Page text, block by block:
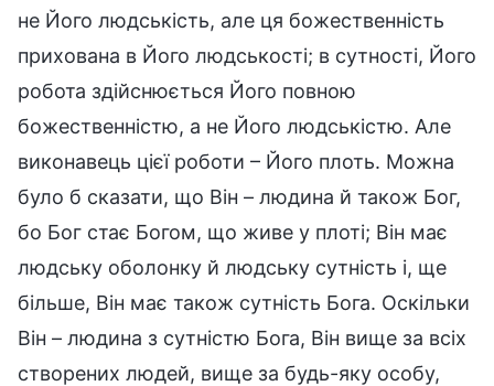
не Його людськість, але ця божественність
прихована в Його людськості; в сутності, Його
робота здійснюється Його повною
божественністю, а не Його людськістю. Але
виконавець цієї роботи – Його плоть. Можна
було б сказати, що Він – людина й також Бог,
бо Бог стає Богом, що живе у плоті; Він має
людську оболонку й людську сутність і, ще
більше, Він має також сутність Бога. Оскільки
Він – людина з сутністю Бога, Він вище за всіх
створених людей, вище за будь-яку особу,